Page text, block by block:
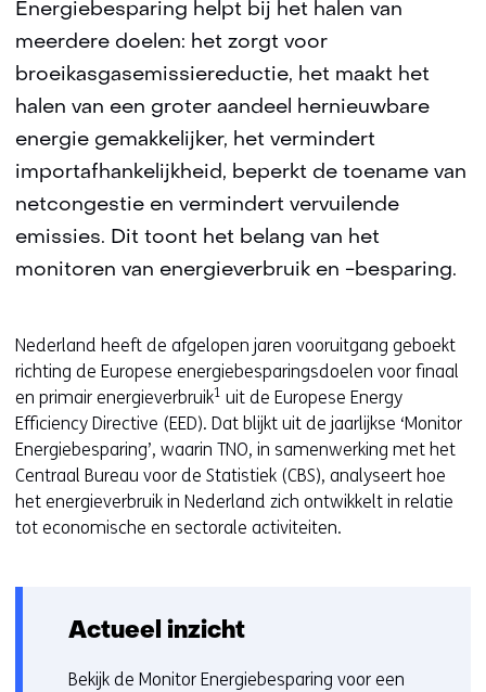
Energiebesparing helpt bij het halen van
meerdere doelen: het zorgt voor
broeikasgasemissiereductie, het maakt het
halen van een groter aandeel hernieuwbare
energie gemakkelijker, het vermindert
importafhankelijkheid, beperkt de toename van
netcongestie en vermindert vervuilende
emissies. Dit toont het belang van het
monitoren van energieverbruik en -besparing.
Nederland heeft de afgelopen jaren vooruitgang geboekt
richting de Europese energiebesparingsdoelen voor finaal
en primair energieverbruik1 uit de Europese Energy
Efficiency Directive (EED). Dat blijkt uit de jaarlijkse ‘Monitor
Energiebesparing’, waarin TNO, in samenwerking met het
Centraal Bureau voor de Statistiek (CBS), analyseert hoe
het energieverbruik in Nederland zich ontwikkelt in relatie
tot economische en sectorale activiteiten.
Actueel inzicht
Bekijk de Monitor Energiebesparing voor een